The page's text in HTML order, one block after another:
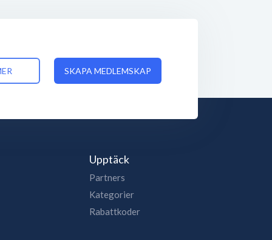
SKAPA MEDLEMSKAP
Upptäck
Partners
Kategorier
Rabattkoder